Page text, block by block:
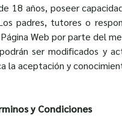
18 años, poseer
padres, tutores o
Web por parte del
ser modificados y
la aceptación y
y Condiciones